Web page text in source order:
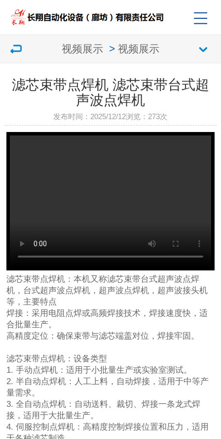
视频展示 > 视频展示
滤芯束带点焊机 滤芯束带台式超
声波点焊机
发布时间：2025/12/12浏览： 273次
滤芯束带点焊机：本机又称滤芯束带台式超声波点焊
机，台式超声波点焊机，超声波点焊机，超声波接头机
等，主要特点
焊接：采用电阻点焊或高频焊接技术，焊接速度快，适
合批量生产。
高精度定位：确保束带与滤芯端盖对位，焊接牢固。
滤芯束带点焊机：设备类型
1. 手动点焊机：适用于小批量生产或实验室测试。
2. 半自动点焊机：人工上料，自动焊接，适用于中等产
量需求。
3. 全自动点焊机：自动送料、裁切、焊接一条龙式焊
接，适用于大批量生产。
4. 伺服控制点焊机：高精度控制焊接位置和压力，适用